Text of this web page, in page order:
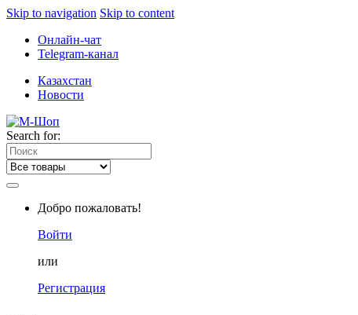
Skip to navigation Skip to content
Онлайн-чат
Telegram-канал
Казахстан
Новости
Search for:
Добро пожаловать!
Войти
или
Регистрация